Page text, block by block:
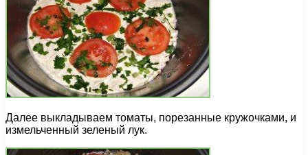
Далее выкладываем томаты, порезанные кружочками, и
измельченный зеленый лук.